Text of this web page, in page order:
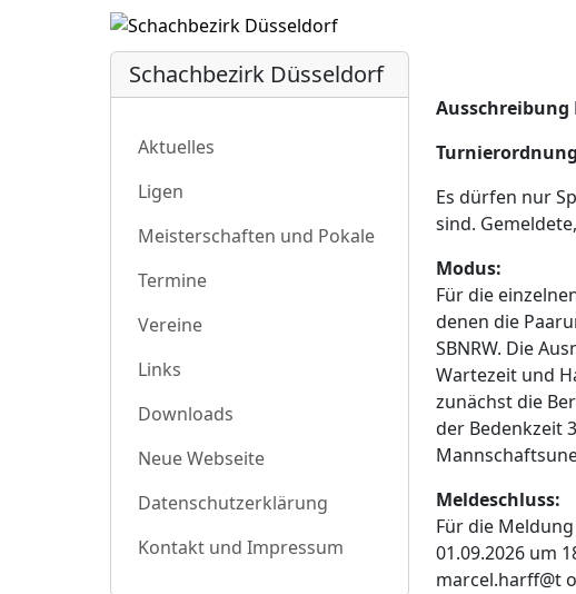
Ausschreibung
Es dürfen nur
sind.
Modus:
Für die
denen die
SBNRW. Die
Wartezeit und
zunächst die
der Bedenkzeit
Meldeschluss:
Für die
01.09.2026 um
marcel.harff@t
Schachbezirk Düsseldorf
Aktuelles
Ligen
Meisterschaften und Pokale
Termine
Vereine
Links
Downloads
Neue Webseite
Datenschutzerklärung
Kontakt und Impressum